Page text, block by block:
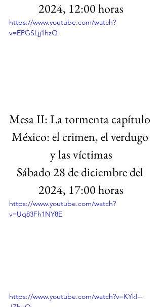
2024, 12:00 horas
https://www.youtube.com/watch?
v=EPGSLjj1hzQ
Mesa II: La tormenta capítulo
México: el crimen, el verdugo
y las víctimas
Sábado 28 de diciembre del
2024, 17:00 horas
https://www.youtube.com/watch?
v=Uq83Fh1NY8E
https://www.youtube.com/watch?v=KYkI--